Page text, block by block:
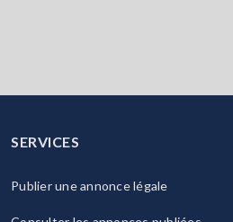
SERVICES
Publier une annonce légale